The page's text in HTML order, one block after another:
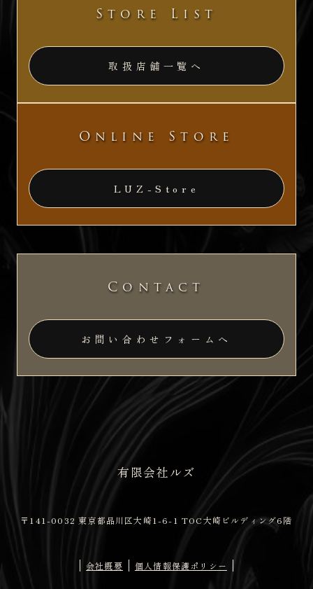
ン
Store List
取扱店舗一覧へ
Online Store
LUZ-Store
Contact
お問い合わせフォームへ
有限会社ルズ
〒141-0032 東京都品川区大崎1-6-1 TOC大崎ビルディング6階
会社概要 個人情報保護ポリシー